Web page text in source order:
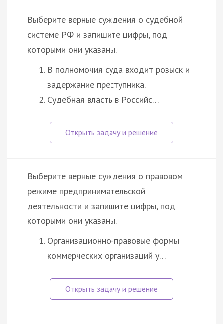
Выберите верные суждения о судебной
системе РФ и запишите цифры, под
которыми они указаны.
В полномочия суда входит розыск и
задержание преступника.
Судебная власть в Российс…
Выберите верные суждения о правовом
режиме предпринимательской
деятельности и запишите цифры, под
которыми они указаны.
Организационно-правовые формы
коммерческих организаций у…